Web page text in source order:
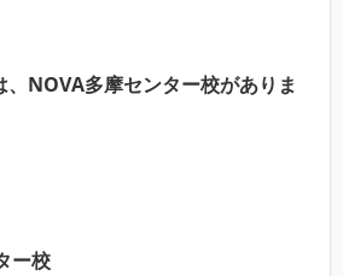
、NOVA多摩センター校がありま
ー校